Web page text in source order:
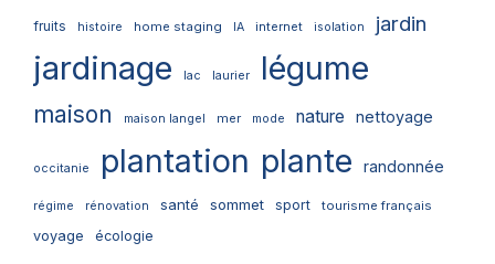
fruits histoire home staging IA internet isolation jardin
jardinage lac laurier légume
maison maison langel mer mode nature nettoyage
occitanie plantation plante randonnée
régime rénovation santé sommet sport tourisme français
voyage écologie